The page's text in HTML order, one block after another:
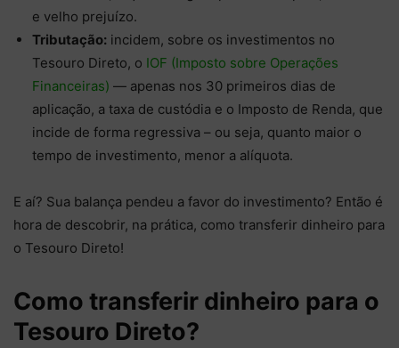
e velho prejuízo.
Tributação: incidem, sobre os investimentos no
Tesouro Direto, o IOF (Imposto sobre Operações
Financeiras) — apenas nos 30 primeiros dias de
aplicação, a taxa de custódia e o Imposto de Renda, que
incide de forma regressiva – ou seja, quanto maior o
tempo de investimento, menor a alíquota.
E aí? Sua balança pendeu a favor do investimento? Então é
hora de descobrir, na prática, como transferir dinheiro para
o Tesouro Direto!
Como transferir dinheiro para o
Tesouro Direto?